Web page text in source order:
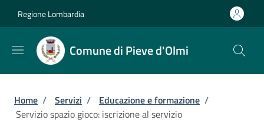
Regione Lombardia
Comune di Pieve d'Olmi
Briciole di pane
Home / Servizi / Educazione e formazione /
Servizio spazio gioco: iscrizione al servizio